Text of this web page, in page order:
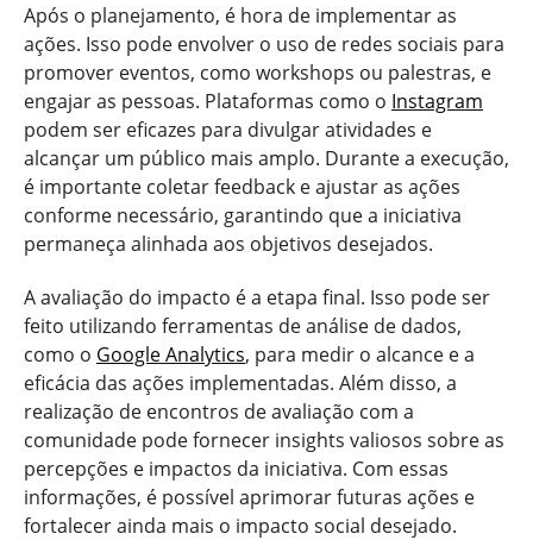
Após o planejamento, é hora de implementar as
ações. Isso pode envolver o uso de redes sociais para
promover eventos, como workshops ou palestras, e
engajar as pessoas. Plataformas como o Instagram
podem ser eficazes para divulgar atividades e
alcançar um público mais amplo. Durante a execução,
é importante coletar feedback e ajustar as ações
conforme necessário, garantindo que a iniciativa
permaneça alinhada aos objetivos desejados.
A avaliação do impacto é a etapa final. Isso pode ser
feito utilizando ferramentas de análise de dados,
como o Google Analytics, para medir o alcance e a
eficácia das ações implementadas. Além disso, a
realização de encontros de avaliação com a
comunidade pode fornecer insights valiosos sobre as
percepções e impactos da iniciativa. Com essas
informações, é possível aprimorar futuras ações e
fortalecer ainda mais o impacto social desejado.